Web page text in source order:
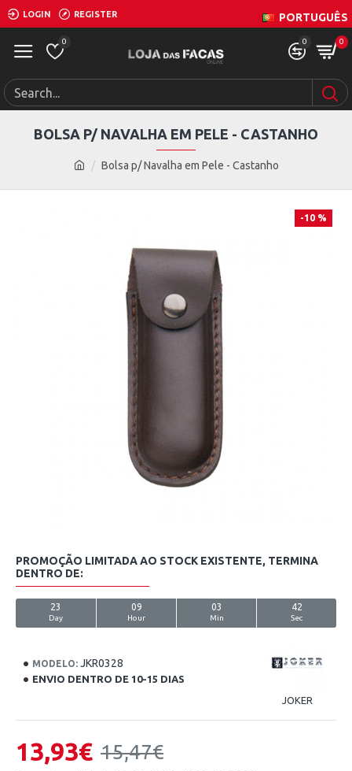
LOGIN REGISTER PORTUGUÊS
0 0 0
Bolsa p/ Navalha em Pele - Castanho
BOLSA P/ NAVALHA EM PELE - CASTANHO
-10 %
MODELO: JKR0328
ENVIO DENTRO DE 10-15 DIAS
JOKER
PROMOÇÃO LIMITADA AO STOCK EXISTENTE, TERMINA
DENTRO DE:
23
Day
09
Hour
03
Min
42
Sec
13,93€ 15,47€